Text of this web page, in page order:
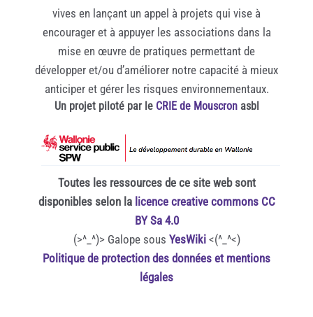
vives en lançant un appel à projets qui vise à
encourager et à appuyer les associations dans la
mise en œuvre de pratiques permettant de
développer et/ou d’améliorer notre capacité à mieux
anticiper et gérer les risques environnementaux.
Un projet piloté par le CRIE de Mouscronasbl
Toutes les ressources de ce site web sont
disponibles selon la licence creative commons CC
BY Sa 4.0
(>^_^)> Galope sous YesWiki<(^_^<)
Politique de protection des données et mentions
légales